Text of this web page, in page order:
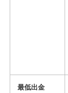
最低出金